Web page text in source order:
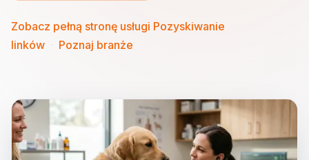
Zobacz pełną stronę usługi Pozyskiwanie
linków
Poznaj branże